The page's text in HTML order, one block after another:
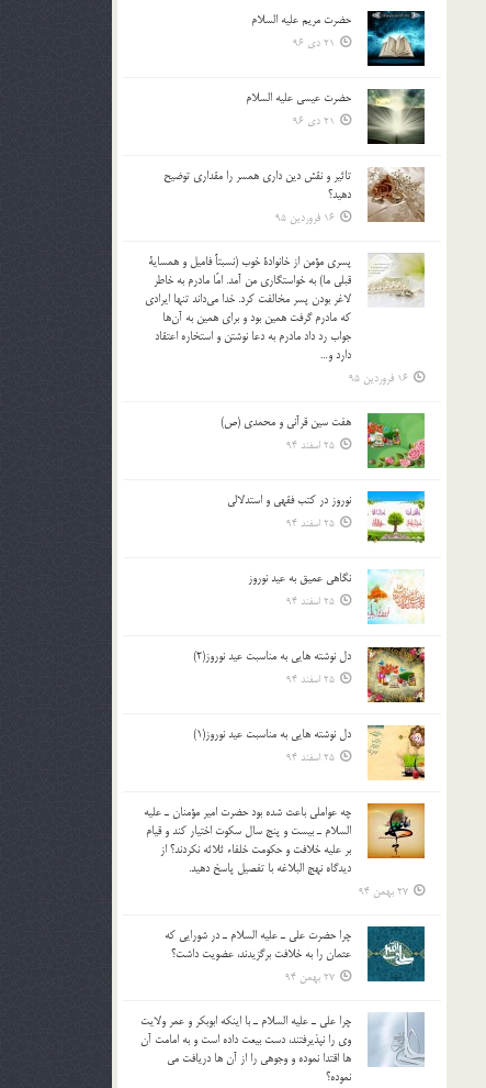
حضرت مریم علیه السلام
21 دی 96
حضرت عیسی علیه السلام
21 دی 96
تاثير و نقش دين داري همسر را مقداري توضيح
دهيد؟
16 فروردین 95
پسري مؤمن از خانوادة خوب (نسبتاً فاميل و همساية
قبلي ما) به خواستگاري من آمد. امّا مادرم به خاطر
لاغر بودن پسر مخالفت كرد. خدا مي‌داند تنها ايرادي
كه مادرم گرفت همين بود و براي همين به آن‌ها
جواب رد داد مادرم به دعا نوشتن و استخاره اعتقاد
دارد و…
16 فروردین 95
هفت سین قرآنی و محمدی (ص)
25 اسفند 94
نوروز در كتب فقهى و استدلالى‏
25 اسفند 94
نگاهى عميق به عيد نوروز
25 اسفند 94
دل نوشته هایی به مناسبت عید نوروز(2)
25 اسفند 94
دل نوشته هایی به مناسبت عید نوروز(1)
25 اسفند 94
چه عواملي باعث شده بود حضرت امير مؤمنان ـ عليه
السلام ـ بيست و پنج سال سکوت اختيار کند و قيام
بر عليه خلافت و حکومت خلفاء ثلاثه نکردند؟ از
ديدگاه نهج البلاغه با تفصيل پاسخ دهيد.
27 بهمن 94
چرا حضرت علي ـ عليه السلام ـ در شورايي كه
عثمان را به خلافت برگزيدند، عضويت داشت؟
27 بهمن 94
چرا علي ـ عليه السلام ـ با اينكه ابوبكر و عمر ولايت
وي را نپذيرفتند، دست بيعت داده است و به امامت آن
ها اقتدا نموده و وجوهي را از آن ها دريافت مي
نموده؟